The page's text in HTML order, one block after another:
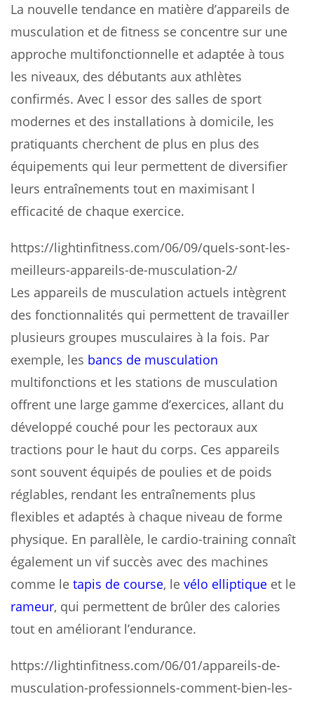
La nouvelle tendance en matière d’appareils de
musculation et de fitness se concentre sur une
approche multifonctionnelle et adaptée à tous
les niveaux, des débutants aux athlètes
confirmés. Avec l essor des salles de sport
modernes et des installations à domicile, les
pratiquants cherchent de plus en plus des
équipements qui leur permettent de diversifier
leurs entraînements tout en maximisant l
efficacité de chaque exercice.
https://lightinfitness.com/06/09/quels-sont-les-
meilleurs-appareils-de-musculation-2/
Les appareils de musculation actuels intègrent
des fonctionnalités qui permettent de travailler
plusieurs groupes musculaires à la fois. Par
exemple, les bancs de musculation
multifonctions et les stations de musculation
offrent une large gamme d’exercices, allant du
développé couché pour les pectoraux aux
tractions pour le haut du corps. Ces appareils
sont souvent équipés de poulies et de poids
réglables, rendant les entraînements plus
flexibles et adaptés à chaque niveau de forme
physique. En parallèle, le cardio-training connaît
également un vif succès avec des machines
comme le tapis de course, le vélo elliptique et le
rameur, qui permettent de brûler des calories
tout en améliorant l’endurance.
https://lightinfitness.com/06/01/appareils-de-
musculation-professionnels-comment-bien-les-